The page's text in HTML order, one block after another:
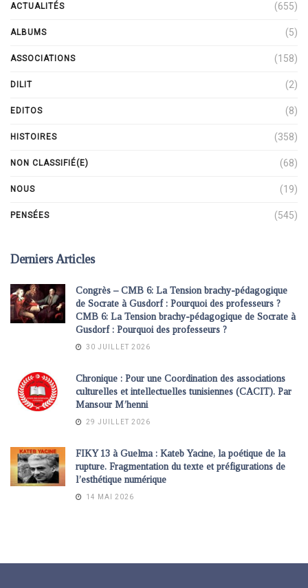
ACTUALITÉS (655)
ALBUMS (5)
ASSOCIATIONS (158)
DILIT (2)
EDITOS (8)
HISTOIRES (358)
NON CLASSIFIÉ(E) (68)
NOUS (19)
PENSÉES (545)
Derniers Articles
Congrès – CMB 6: La Tension brachy-pédagogique
de Socrate à Gusdorf : Pourquoi des professeurs ?
CMB 6: La Tension brachy-pédagogique de Socrate à
Gusdorf : Pourquoi des professeurs ?
30 JUILLET 2026
Chronique : Pour une Coordination des associations
culturelles et intellectuelles tunisiennes (CACIT). Par
Mansour M’henni
29 JUILLET 2026
FIKY 13 à Guelma : Kateb Yacine, la poétique de la
rupture. Fragmentation du texte et préfigurations de
l’esthétique numérique
14 MAI 2026